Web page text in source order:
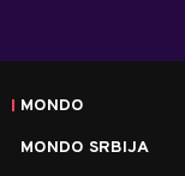
MONDO
MONDO SRBIJA